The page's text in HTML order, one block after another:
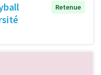
Retenue